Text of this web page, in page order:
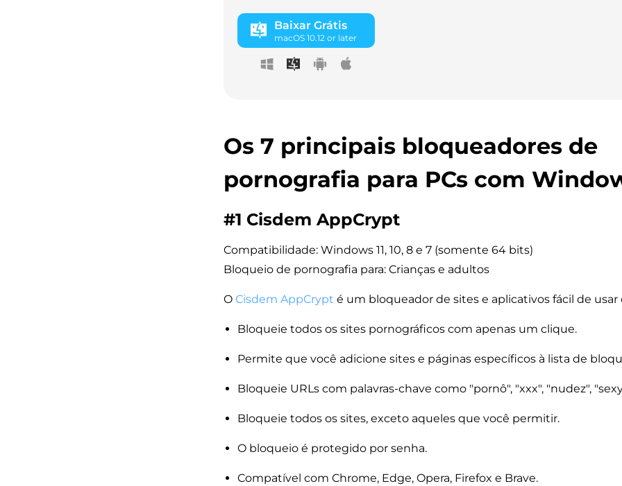
Baixar Grátis
macOS 10.12 or later
Os 7 principais bloqueadores de
pornografia para PCs com
#1 Cisdem AppCrypt
Compatibilidade: Windows 11, 10, 8 e 7 (somente 64 bits)
Bloqueio de pornografia para: Crianças e adultos
O Cisdem AppCrypt é um bloqueador de sites e aplicativos fácil de usar
Bloqueie todos os sites pornográficos com apenas um clique.
Permite que você adicione sites e páginas específicos à lista de
Bloqueie URLs com palavras-chave como "pornô", "xxx", "nudez",
Bloqueie todos os sites, exceto aqueles que você permitir.
O bloqueio é protegido por senha.
Compatível com Chrome, Edge, Opera, Firefox e Brave.